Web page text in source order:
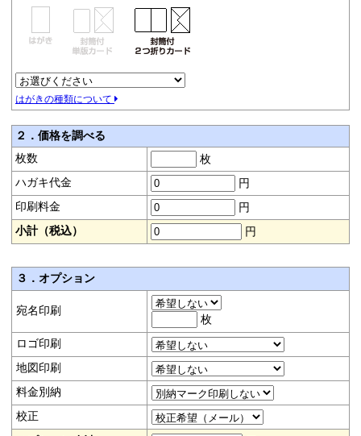
はがきの種類について
２．価格を調べる
枚数
枚
ハガキ代金
円
印刷料金
円
小計（税込）
円
３．オプション
宛名印刷
枚
ロゴ印刷
地図印刷
料金別納
校正